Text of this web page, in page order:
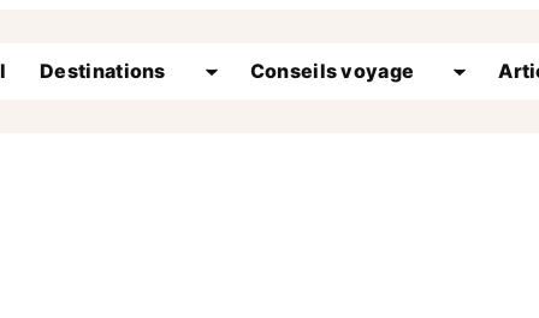
Destinations Conseils voyage